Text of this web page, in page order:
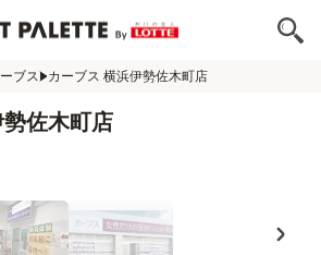
ブス カーブス 横浜伊勢佐木町店
佐木町店